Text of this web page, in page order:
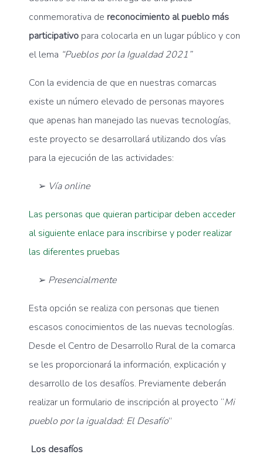
conmemorativa de reconocimiento al pueblo más
participativo para colocarla en un lugar público y con
el lema “Pueblos por la Igualdad 2021”
Con la evidencia de que en nuestras comarcas
existe un número elevado de personas mayores
que apenas han manejado las nuevas tecnologías,
este proyecto se desarrollará utilizando dos vías
para la ejecución de las actividades:
➢ Vía online
Las personas que quieran participar deben acceder
al siguiente enlace para inscribirse y poder realizar
las diferentes pruebas
➢ Presencialmente
Esta opción se realiza con personas que tienen
escasos conocimientos de las nuevas tecnologías.
Desde el Centro de Desarrollo Rural de la comarca
se les proporcionará la información, explicación y
desarrollo de los desafíos. Previamente deberán
realizar un formulario de inscripción al proyecto “Mi
pueblo por la igualdad: El Desafío”
Los desafíos